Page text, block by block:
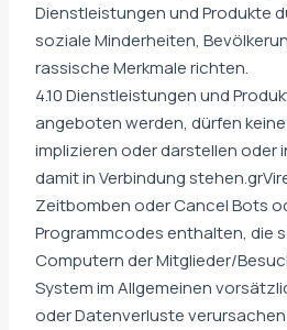
Dienstleistungen und Produkte
soziale Minderheiten,
rassische Merkmale richten.
4.10 Dienstleistungen und
angeboten werden, dürfen
implizieren oder darstellen oder
damit in Verbindung
Zeitbomben oder Cancel Bots
Programmcodes enthalten, die
Computern der Mitglieder/
System im Allgemeinen
oder Datenverluste